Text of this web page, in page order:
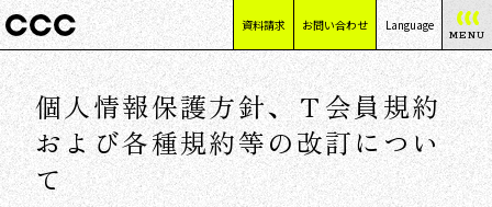
資料請求 お問い合わせ Language
日本語
English
简体中文
繁體中文
MENU
個人情報保護方針、Ｔ会員規約
および各種規約等の改訂につい
て